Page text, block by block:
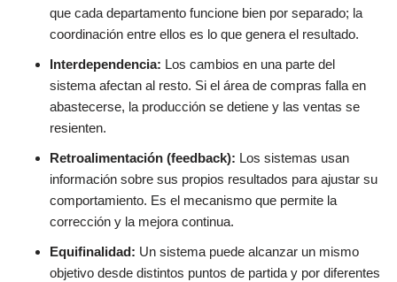
que cada departamento funcione bien por separado; la
coordinación entre ellos es lo que genera el resultado.
Interdependencia: Los cambios en una parte del
sistema afectan al resto. Si el área de compras falla en
abastecerse, la producción se detiene y las ventas se
resienten.
Retroalimentación (feedback): Los sistemas usan
información sobre sus propios resultados para ajustar su
comportamiento. Es el mecanismo que permite la
corrección y la mejora continua.
Equifinalidad: Un sistema puede alcanzar un mismo
objetivo desde distintos puntos de partida y por diferentes